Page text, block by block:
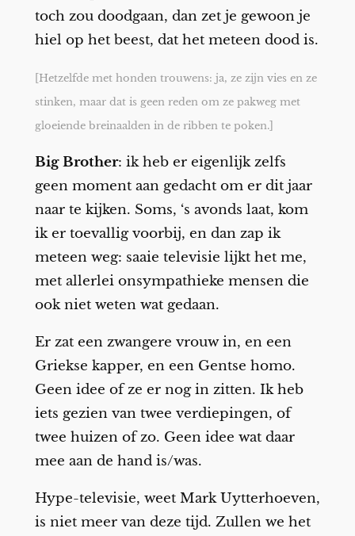
toch zou doodgaan, dan zet je gewoon je
hiel op het beest, dat het meteen dood is.
[Hetzelfde met honden trouwens: ja, ze zijn vies en ze
stinken, maar dat is geen reden om ze pakweg met
gloeiende breinaalden in de ribben te poken.]
Big Brother: ik heb er eigenlijk zelfs
geen moment aan gedacht om er dit jaar
naar te kijken. Soms, ‘s avonds laat, kom
ik er toevallig voorbij, en dan zap ik
meteen weg: saaie televisie lijkt het me,
met allerlei onsympathieke mensen die
ook niet weten wat gedaan.
Er zat een zwangere vrouw in, en een
Griekse kapper, en een Gentse homo.
Geen idee of ze er nog in zitten. Ik heb
iets gezien van twee verdiepingen, of
twee huizen of zo. Geen idee wat daar
mee aan de hand is/was.
Hype-televisie, weet Mark Uytterhoeven,
is niet meer van deze tijd. Zullen we het